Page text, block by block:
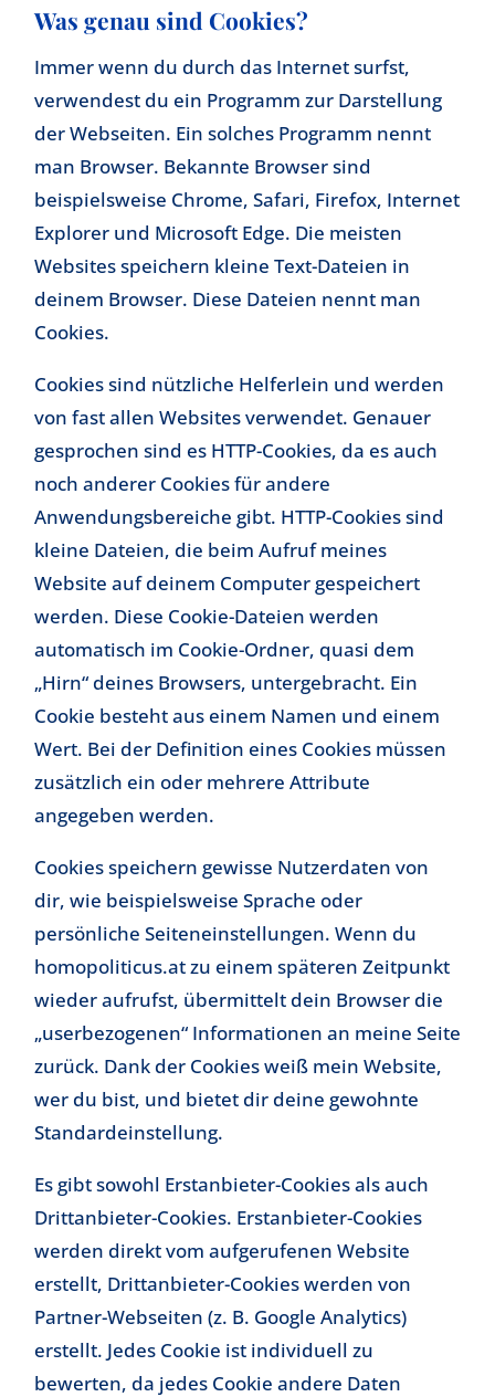
Was genau sind Cookies?
Immer wenn du durch das Internet surfst,
verwendest du ein Programm zur Darstellung
der Webseiten. Ein solches Programm nennt
man Browser. Bekannte Browser sind
beispielsweise Chrome, Safari, Firefox, Internet
Explorer und Microsoft Edge. Die meisten
Websites speichern kleine Text-Dateien in
deinem Browser. Diese Dateien nennt man
Cookies.
Cookies sind nützliche Helferlein und werden
von fast allen Websites verwendet. Genauer
gesprochen sind es HTTP-Cookies, da es auch
noch anderer Cookies für andere
Anwendungsbereiche gibt. HTTP-Cookies sind
kleine Dateien, die beim Aufruf meines
Website auf deinem Computer gespeichert
werden. Diese Cookie-Dateien werden
automatisch im Cookie-Ordner, quasi dem
„Hirn“ deines Browsers, untergebracht. Ein
Cookie besteht aus einem Namen und einem
Wert. Bei der Definition eines Cookies müssen
zusätzlich ein oder mehrere Attribute
angegeben werden.
Cookies speichern gewisse Nutzerdaten von
dir, wie beispielsweise Sprache oder
persönliche Seiteneinstellungen. Wenn du
homopoliticus.at zu einem späteren Zeitpunkt
wieder aufrufst, übermittelt dein Browser die
„userbezogenen“ Informationen an meine Seite
zurück. Dank der Cookies weiß mein Website,
wer du bist, und bietet dir deine gewohnte
Standardeinstellung.
Es gibt sowohl Erstanbieter-Cookies als auch
Drittanbieter-Cookies. Erstanbieter-Cookies
werden direkt vom aufgerufenen Website
erstellt, Drittanbieter-Cookies werden von
Partner-Webseiten (z. B. Google Analytics)
erstellt. Jedes Cookie ist individuell zu
bewerten, da jedes Cookie andere Daten